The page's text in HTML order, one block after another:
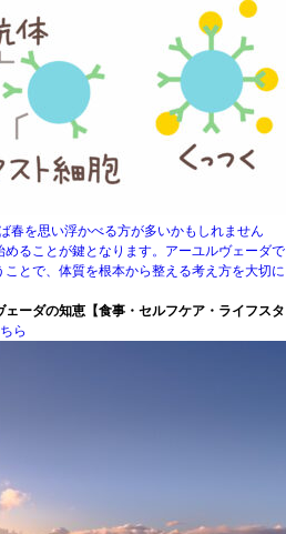
春を思い浮かべる方が多いかもしれません
ることが鍵となります。アーユルヴェーダで
とで、体質を根本から整える考え方を大切に
ェーダの知恵【食事・セルフケア・ライフスタ
ら